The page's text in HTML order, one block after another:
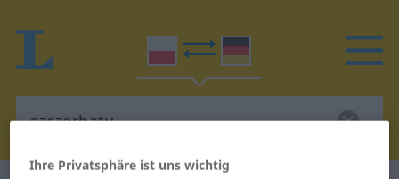
Ihre Privatsphäre ist uns wichtig